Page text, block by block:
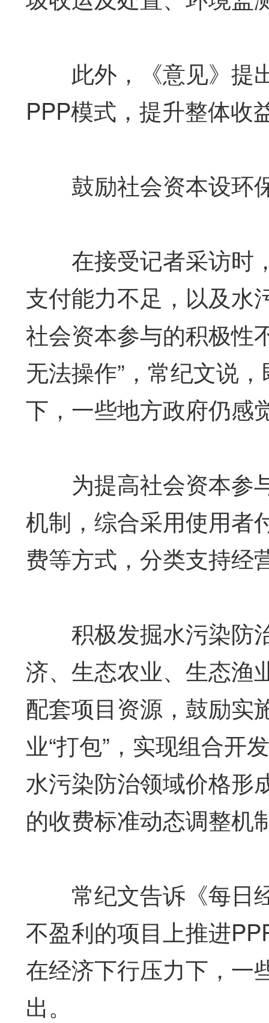
此外，《意见》提
PPP模式，提升整体收
鼓励社会资本设环
在接受记者采访时
支付能力不足，以及水
社会资本参与的积极性
无法操作”，常纪文说
下，一些地方政府仍感
为提高社会资本参
机制，综合采用使用者
费等方式，分类支持经
积极发掘水污染防
济、生态农业、生态渔
配套项目资源，鼓励实
业“打包”，实现组合开
水污染防治领域价格形
的收费标准动态调整机
常纪文告诉《每日
不盈利的项目上推进
在经济下行压力下，一
出。